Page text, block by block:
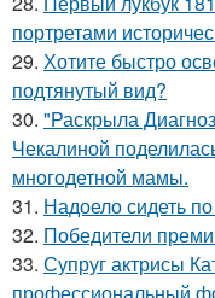
портретами
29. Хотите быстро
подтянутый вид?
30. "Раскрыла
Чекалиной
многодетной мамы.
31. Надоело сидеть
32. Победители
33. Супруг актрисы
профессиональный